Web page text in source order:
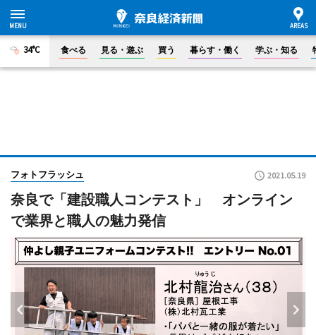
34°C 食べる 見る・遊ぶ 買う 暮らす・働く 学ぶ・知る
フォトフラッシュ 2021.05.19
奈良で「建設職人コンテスト」 オンライン
で業界と職人の魅力発信